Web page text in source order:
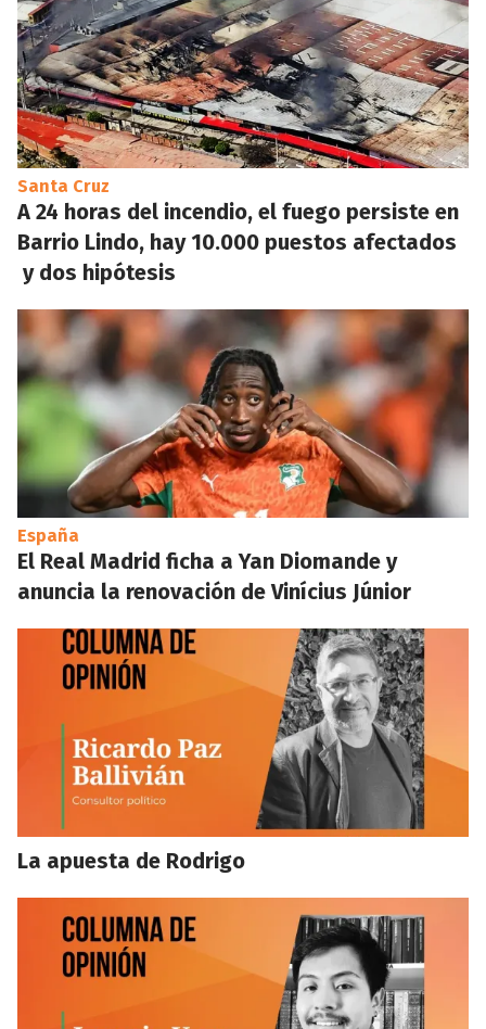
Santa Cruz
A 24 horas del incendio, el fuego persiste en
Barrio Lindo, hay 10.000 puestos afectados
y dos hipótesis
España
El Real Madrid ficha a Yan Diomande y
anuncia la renovación de Vinícius Júnior
La apuesta de Rodrigo